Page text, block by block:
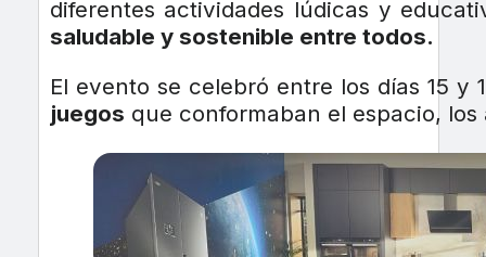
diferentes actividades lúdicas y
saludable y sostenible entre todos.
El evento se celebró entre los días 15
juegos que conformaban el espacio,